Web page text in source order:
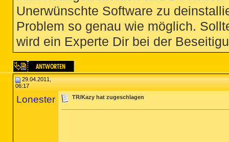
Unerwünschte Software zu
Problem so genau wie möglich.
wird ein Experte Dir bei der
29.04.2011,
06:17
Lonester TR/Kazy hat zugeschlagen